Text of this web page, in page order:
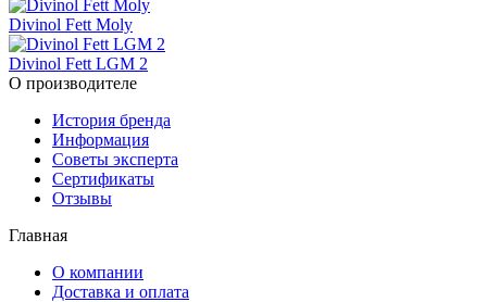
Divinol Fett Moly
Divinol Fett LGM 2
О производителе
История бренда
Информация
Советы эксперта
Сертификаты
Отзывы
Главная
О компании
Доставка и оплата